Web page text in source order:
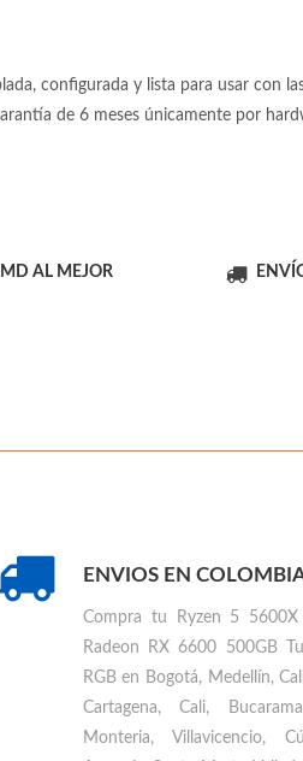
configurada y lista para usar con
de 6 meses únicamente por
AL MEJOR
ENVIOS EN
Compra tu
Ryzen 5
Radeon RX 6600 500GB
RGB en Bogotá, Medellín,
Cartagena, Cali,
Monteria, Villavicencio,